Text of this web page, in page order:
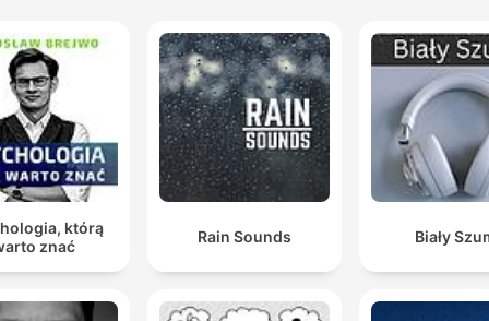
którą
znać
Rain Sounds Biały